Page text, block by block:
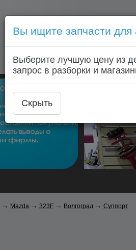
Голосовой запрос
Главная
→ Mazda → 323F → Волгоград → Суппорт
Вы ищите запчасти для
Выберите лучшую цену из
запрос в разборки и
Скрыть